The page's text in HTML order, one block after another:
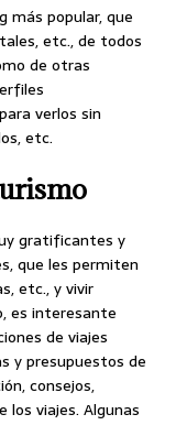
más popular, que
etc., de todos
de otras
verlos sin
etc.
gratificantes y
que les permiten
etc., y vivir
es interesante
de viajes
y presupuestos de
consejos,
viajes. Algunas